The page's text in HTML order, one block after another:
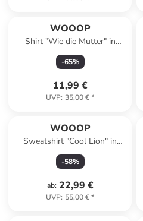
WOOOP
Shirt "Wie die Mutter" in
Dunkelblau
-65%
11,99 €
UVP: 35,00 €*
WOOOP
Sweatshirt "Cool Lion" in
Grau
-58%
ab: 22,99 €
UVP: 55,00 €*